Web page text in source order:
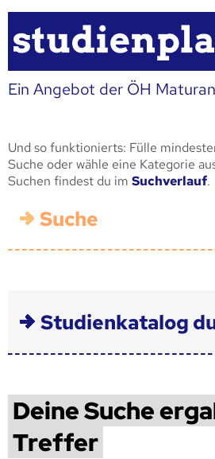
Ein Angebot der ÖH
Und so funktionierts: Fülle
Suche oder wähle eine Kategorie
Suchen findest du im Suchverlauf.
Suche
Studienkatalog
Deine Suche
Treffer